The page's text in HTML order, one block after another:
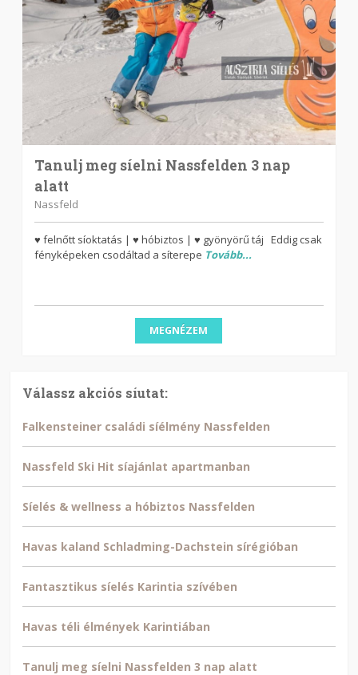
Tanulj meg síelni Nassfelden 3 nap
alatt
Nassfeld
♥ felnőtt síoktatás | ♥ hóbiztos | ♥ gyönyörű táj Eddig csak
fényképeken csodáltad a síterepe Tovább...
MEGNÉZEM
Válassz akciós síutat:
Falkensteiner családi síélmény Nassfelden
Nassfeld Ski Hit síajánlat apartmanban
Síelés & wellness a hóbiztos Nassfelden
Havas kaland Schladming-Dachstein sírégióban
Fantasztikus síelés Karintia szívében
Havas téli élmények Karintiában
Tanulj meg síelni Nassfelden 3 nap alatt